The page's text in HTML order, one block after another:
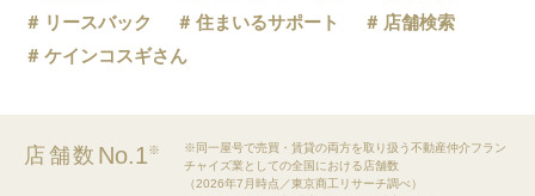
リースバック
住まいるサポート
店舗検索
ケインコスギさん
店舗数 No.1※
※同一屋号で売買・賃貸の両方を取り扱う不動産仲介フラン
チャイズ業としての全国における店舗数
（2026年7月時点／東京商工リサーチ調べ）